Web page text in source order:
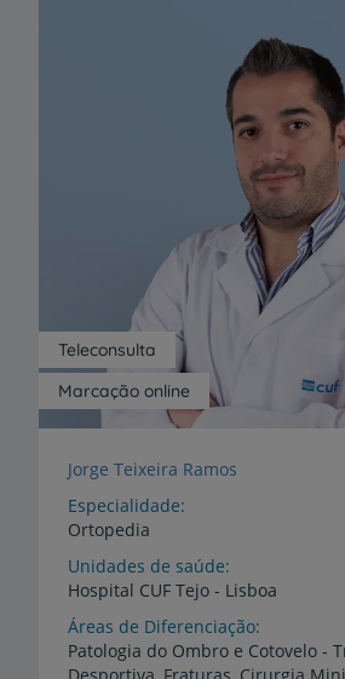
Marcação online
Teleconsulta
Jorge Teixeira Ramos
Especialidade
Ortopedia
Unidades de saúde
Hospital CUF Tejo - Lisboa
Áreas de Diferenciação
Patologia do Ombro e Cotovelo -